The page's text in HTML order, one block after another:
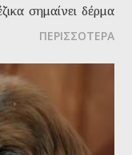
σημαίνει δέρμα
ΠΕΡΙΣΣΟΤΕΡΑ